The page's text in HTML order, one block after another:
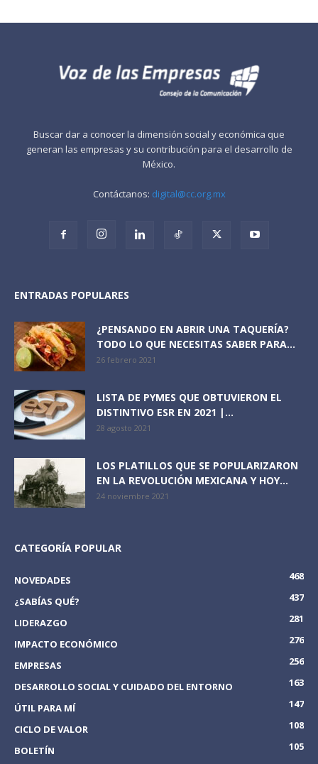
Buscar dar a conocer la dimensión social y económica que
generan las empresas y su contribución para el desarrollo de
México.
Contáctanos: digital@cc.org.mx
ENTRADAS POPULARES
¿PENSANDO EN ABRIR UNA TAQUERÍA?
TODO LO QUE NECESITAS SABER PARA...
26 febrero 2021
LISTA DE PYMES QUE OBTUVIERON EL
DISTINTIVO ESR EN 2021 |...
28 agosto 2021
LOS PLATILLOS QUE SE POPULARIZARON
EN LA REVOLUCIÓN MEXICANA Y HOY...
24 noviembre 2021
CATEGORÍA POPULAR
NOVEDADES
468
¿SABÍAS QUÉ?
437
LIDERAZGO
281
IMPACTO ECONÓMICO
276
EMPRESAS
256
DESARROLLO SOCIAL Y CUIDADO DEL ENTORNO
163
ÚTIL PARA MÍ
147
CICLO DE VALOR
108
BOLETÍN
105